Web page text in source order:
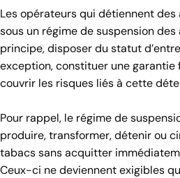
Les opérateurs qui détiennent
sous un régime de suspension
principe, disposer du statut
exception, constituer une garantie
couvrir les risques liés à cette
Pour rappel, le régime de
produire, transformer, détenir ou
tabacs sans acquitter
Ceux-ci ne deviennent exigibles